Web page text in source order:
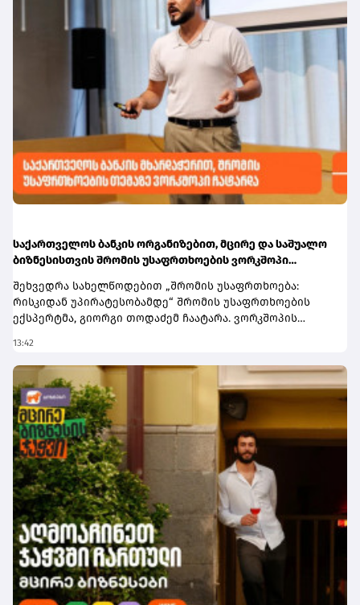
საქართველოს ბანკის ორგანიზებით, მცირე და საშუალო
ბიზნესისთვის შრომის უსაფრთხოების ვორკშოპი
შეხვედრა სახელწოდებით „შრომის უსაფრთხოება:
რისკიდან უპირატესობამდე“ შრომის უსაფრთხოების
ექსპერტმა, გიორგი თოდაძემ ჩაატარა. ვორკშოპის
იმის შესახებ, თუ როგორ იქცევა უსაფრთხოების
სტანდარტების დანერგვა ბიზნესის მდგრადი
განვითარების, ფინანსური სტაბილურობისა და
რეპუტაციის გაძლიერების ინსტრუმენტად.ღონისძიებაზე
განხილული იყო ისეთი მნიშვნელოვანი საკითხები,
როგორიცაა უსაფრთხოების ეკონომიკა და ინვესტიციის
უკუგება (ROI); როგორ გადაიქცეს უსაფრთხოება ბიზნესის
სტრატეგიულ უპირატესობად; თანამშრომელთა
რესურსების მართვა; ლიდერის როლი უსაფრთხოების
კულტურის ჩამოყალიბებაში და ნდობაზე დაფუძნებული
სამუშაო გარემოს შექმნა.მონაწილეებმა ასევე მიიღეს
პრაქტიკული რეკომენდაციები კრიზისების მართვისა და
ბიზნესის უწყვეტობის დაგეგმვის (BCP) მიმართულებით -
როგორ მოემზადონ კომპანიები ფორსმაჟორული
სიტუაციებისთვის და შეამცირონ შესაძლო ფინანსური
თუ ოპერაციული რისკები.„საქართველოს ბანკი მცირე და
13:42